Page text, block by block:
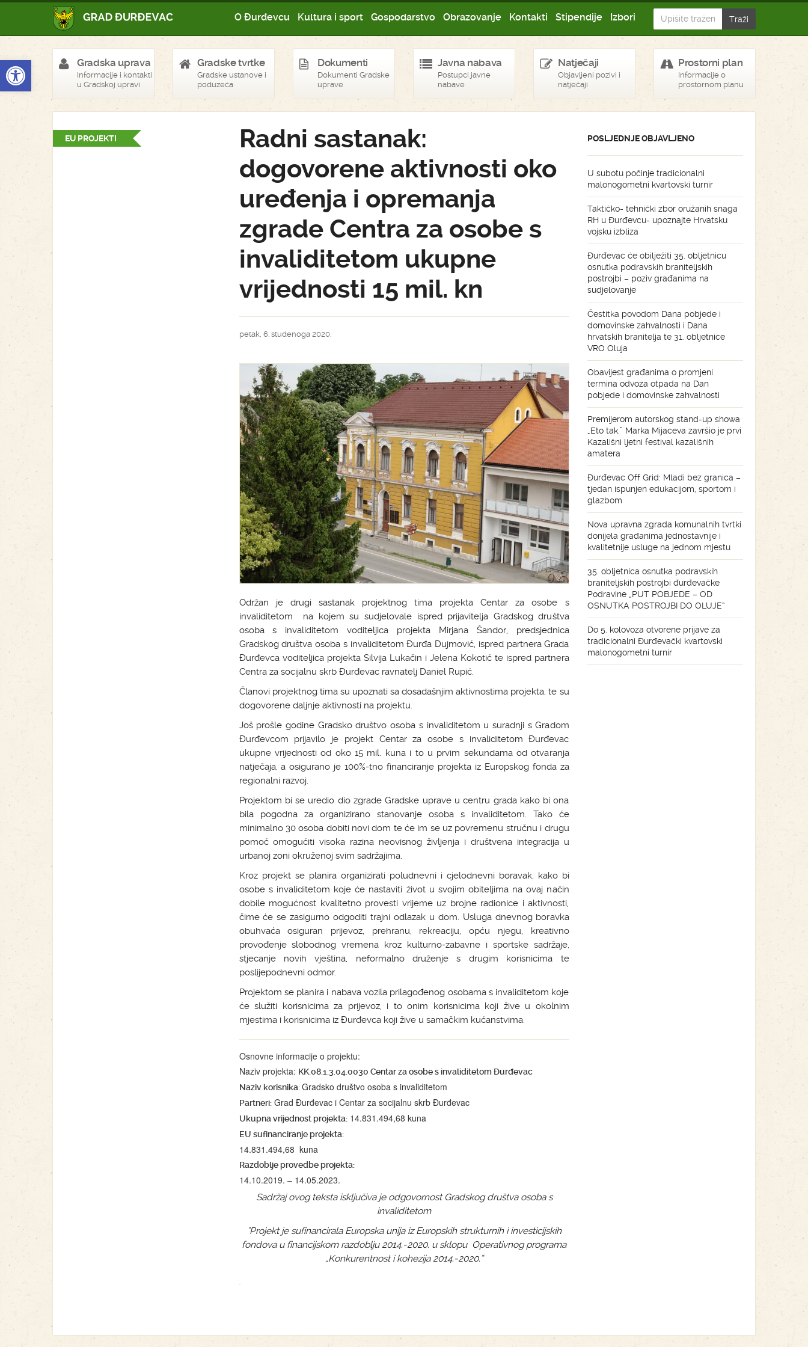
Open toolbar
O Đurđevcu Kultura i sport Gospodarstvo Obrazovanje Kontakti Stipendije Izbori
Gradska uprava
Informacije i kontakti
u Gradskoj upravi
Gradske tvrtke
Gradske ustanove i
poduzeća
Dokumenti
Dokumenti Gradske
uprave
Javna nabava
Postupci javne
nabave
Natječaji
Objavljeni pozivi i
natječaji
Prostorni plan
Informacije o
prostornom planu
EU PROJEKTI
Radni sastanak:
dogovorene aktivnosti oko
uređenja i opremanja
zgrade Centra za osobe s
invaliditetom ukupne
vrijednosti 15 mil. kn
petak, 6. studenoga 2020.
Održan je drugi sastanak projektnog tima projekta Centar za osobe s
invaliditetom na kojem su sudjelovale ispred prijavitelja Gradskog društva
osoba s invaliditetom voditeljica projekta Mirjana Šandor, predsjednica
Gradskog društva osoba s invaliditetom Đurđa Dujmović, ispred partnera Grada
Đurđevca voditeljica projekta Silvija Lukačin i Jelena Kokotić te ispred partnera
Centra za socijalnu skrb Đurđevac ravnatelj Daniel Rupić.
Članovi projektnog tima su upoznati sa dosadašnjim aktivnostima projekta, te su
dogovorene daljnje aktivnosti na projektu.
Još prošle godine Gradsko društvo osoba s invaliditetom u suradnji s Gradom
Đurđevcom prijavilo je projekt Centar za osobe s invaliditetom Đurđevac
ukupne vrijednosti od oko 15 mil. kuna i to u prvim sekundama od otvaranja
natječaja, a osigurano je 100%-tno financiranje projekta iz Europskog fonda za
regionalni razvoj.
Projektom bi se uredio dio zgrade Gradske uprave u centru grada kako bi ona
bila pogodna za organizirano stanovanje osoba s invaliditetom. Tako će
minimalno 30 osoba dobiti novi dom te će im se uz povremenu stručnu i drugu
pomoć omogućiti visoka razina neovisnog življenja i društvena integracija u
urbanoj zoni okruženoj svim sadržajima.
Kroz projekt se planira organizirati poludnevni i cjelodnevni boravak, kako bi
osobe s invaliditetom koje će nastaviti život u svojim obiteljima na ovaj način
dobile mogućnost kvalitetno provesti vrijeme uz brojne radionice i aktivnosti,
čime će se zasigurno odgoditi trajni odlazak u dom. Usluga dnevnog boravka
obuhvaća osiguran prijevoz, prehranu, rekreaciju, opću njegu, kreativno
provođenje slobodnog vremena kroz kulturno-zabavne i sportske sadržaje,
stjecanje novih vještina, neformalno druženje s drugim korisnicima te
poslijepodnevni odmor.
Projektom se planira i nabava vozila prilagođenog osobama s invaliditetom koje
će služiti korisnicima za prijevoz, i to onim korisnicima koji žive u okolnim
mjestima i korisnicima iz Đurđevca koji žive u samačkim kućanstvima.
Osnovne informacije o projektu:
Naziv projekta: KK.08.1.3.04.0030 Centar za osobe s invaliditetom Đurđevac
Naziv korisnika:Gradsko društvo osoba s invaliditetom
Partneri:Grad Đurđevac i Centar za socijalnu skrb Đurđevac
Ukupna vrijednost projekta:14.831.494,68 kuna
EU sufinanciranje projekta:
14.831.494,68 kuna
Razdoblje provedbe projekta:
14.10.2019. – 14.05.2023.
Sadržaj ovog teksta isključiva je odgovornost Gradskog društva osoba s
invaliditetom
"Projekt je sufinancirala Europska unija iz Europskih strukturnih i investicijskih
fondova u financijskom razdoblju 2014.-2020. u sklopu Operativnog programa
„Konkurentnost i kohezija 2014.-2020.“
POSLJEDNJE OBJAVLJENO
U subotu počinje tradicionalni
malonogometni kvartovski turnir
Taktičko- tehnički zbor oružanih snaga
RH u Đurđevcu- upoznajte Hrvatsku
vojsku izbliza
Đurđevac će obilježiti 35. obljetnicu
osnutka podravskih braniteljskih
postrojbi – poziv građanima na
sudjelovanje
Čestitka povodom Dana pobjede i
domovinske zahvalnosti i Dana
hrvatskih branitelja te 31. obljetnice
VRO Oluja
Obavijest građanima o promjeni
termina odvoza otpada na Dan
pobjede i domovinske zahvalnosti
Premijerom autorskog stand-up showa
„Eto tak.” Marka Mijaceva završio je prvi
Kazališni ljetni festival kazališnih
amatera
Đurđevac Off Grid: Mladi bez granica –
tjedan ispunjen edukacijom, sportom i
glazbom
Nova upravna zgrada komunalnih tvrtki
donijela građanima jednostavnije i
kvalitetnije usluge na jednom mjestu
35. obljetnica osnutka podravskih
braniteljskih postrojbi đurđevačke
Podravine „PUT POBJEDE – OD
OSNUTKA POSTROJBI DO OLUJE“
Do 5. kolovoza otvorene prijave za
tradicionalni Đurđevački kvartovski
malonogometni turnir